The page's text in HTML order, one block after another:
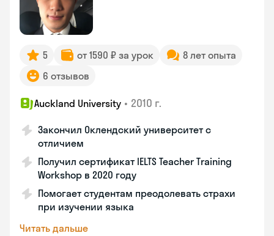
5 от 1590 ₽ за урок
8 лет опыта
6 отзывов
Auckland University • 2010 г.
Закончил Оклендский университет с
отличием
Получил сертификат IELTS Teacher Training
Workshop в 2020 году
Помогает студентам преодолевать страхи
при изучении языка
Читать дальше